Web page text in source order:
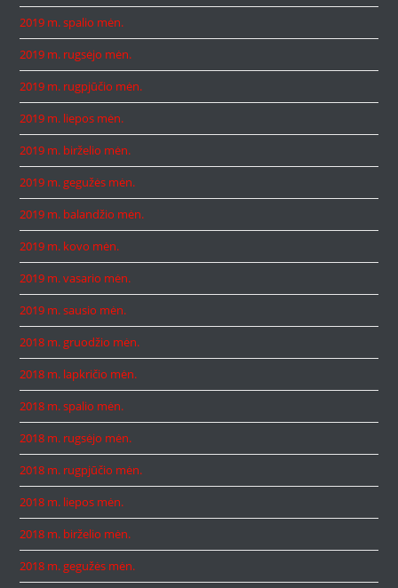
2019 m. spalio mėn.
2019 m. rugsėjo mėn.
2019 m. rugpjūčio mėn.
2019 m. liepos mėn.
2019 m. birželio mėn.
2019 m. gegužės mėn.
2019 m. balandžio mėn.
2019 m. kovo mėn.
2019 m. vasario mėn.
2019 m. sausio mėn.
2018 m. gruodžio mėn.
2018 m. lapkričio mėn.
2018 m. spalio mėn.
2018 m. rugsėjo mėn.
2018 m. rugpjūčio mėn.
2018 m. liepos mėn.
2018 m. birželio mėn.
2018 m. gegužės mėn.